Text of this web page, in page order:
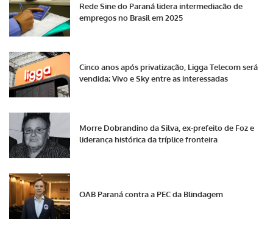
Rede Sine do Paraná lidera intermediação de
empregos no Brasil em 2025
Cinco anos após privatização, Ligga Telecom será
vendida; Vivo e Sky entre as interessadas
Morre Dobrandino da Silva, ex-prefeito de Foz e
liderança histórica da tríplice fronteira
OAB Paraná contra a PEC da Blindagem